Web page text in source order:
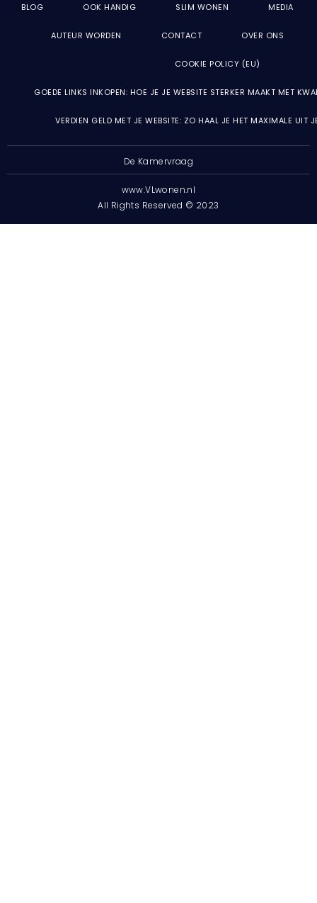
BLOG OOK HANDIG SLIM WONEN MEDIA
AUTEUR WORDEN CONTACT OVER ONS
COOKIE POLICY (EU)
GOEDE LINKS INKOPEN: HOE JE JE WEBSITE STERKER MAAKT MET
VERDIEN GELD MET JE WEBSITE: ZO HAAL JE HET MAXIMALE UIT
De Kamervraag
www.VLwonen.nl
All Rights Reserved © 2023